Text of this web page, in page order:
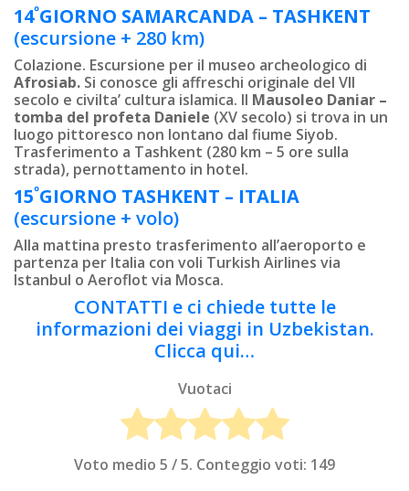
14ºGIORNO SAMARCANDA – TASHKENT
(escursione + 280 km)
Colazione. Escursione per il museo archeologico di
Afrosiab. Si conosce gli affreschi originale del VII
secolo e civilta’ cultura islamica. Il Mausoleo Daniar –
tomba del profeta Daniele (XV secolo) si trova in un
luogo pittoresco non lontano dal fiume Siyob.
Trasferimento a Tashkent (280 km – 5 ore sulla
strada), pernottamento in hotel.
15ºGIORNO TASHKENT – ITALIA
(escursione + volo)
Alla mattina presto trasferimento all’aeroporto e
partenza per Italia con voli Turkish Airlines via
Istanbul o Aeroflot via Mosca.
CONTATTI e ci chiede tutte le
informazioni dei viaggi in Uzbekistan.
Clicca qui…
Vuotaci
Voto medio 5 / 5. Conteggio voti: 149